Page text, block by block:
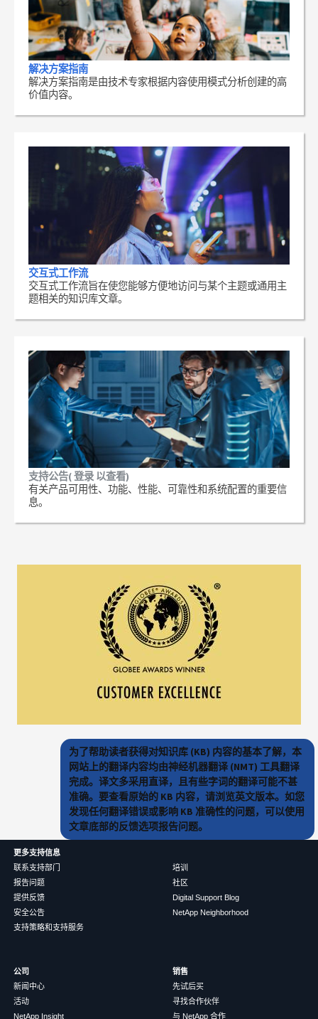
解决方案指南
解决方案指南是由技术专家根据内容使用模式分析创建的高
价值内容。
交互式工作流
交互式工作流旨在使您能够方便地访问与某个主题或通用主
题相关的知识库文章。
支持公告( 登录 以查看)
有关产品可用性、功能、性能、可靠性和系统配置的重要信
息。
为了帮助读者获得对知识库 (KB) 内容的基本了解，本
网站上的翻译内容均由神经机器翻译 (NMT) 工具翻译
完成。译文多采用直译，且有些字词的翻译可能不甚
准确。要查看原始的 KB 内容，请浏览英文版本。如您
发现任何翻译错误或影响 KB 准确性的问题，可以使用
文章底部的反馈选项报告问题。
更多支持信息
联系支持部门
报告问题
提供反馈
安全公告
支持策略和支持服务
培训
社区
Digital Support Blog
NetApp Neighborhood
公司
新闻中心
活动
NetApp Insight
销售
先试后买
寻找合作伙伴
与 NetApp 合作